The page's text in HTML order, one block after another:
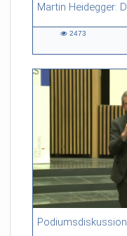
39:37 duration
2473
Podiumsdiskussion
01:13:29 duration